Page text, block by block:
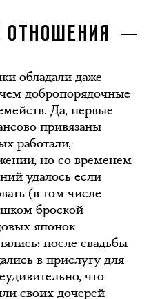
обладали даже
добропорядочные
Да, первые
привязаны
работали,
но со временем
удалось если
(в том числе
броской
японок
после свадьбы
в прислугу для
что
своих дочерей